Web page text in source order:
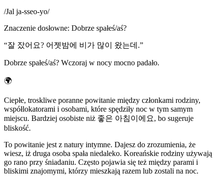
/Jal ja-sseo-yo/
Znaczenie dosłowne: Dobrze spałeś/aś?
“잘 잤어요? 어젯밤에 비가 많이 왔는데.”
Dobrze spałeś/aś? Wczoraj w nocy mocno padało.
🌍
Ciepłe, troskliwe poranne powitanie między członkami rodziny,
współlokatorami i osobami, które spędziły noc w tym samym
miejscu. Bardziej osobiste niż 좋은 아침이에요, bo sugeruje
bliskość.
To powitanie jest z natury intymne. Dajesz do zrozumienia, że
wiesz, iż druga osoba spała niedaleko. Koreańskie rodziny używają
go rano przy śniadaniu. Często pojawia się też między parami i
bliskimi znajomymi, którzy mieszkają razem lub zostali na noc.